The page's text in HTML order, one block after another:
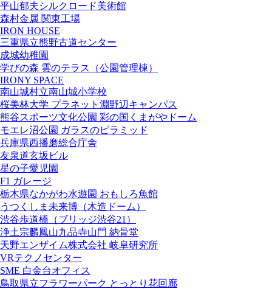
平山郁夫シルクロード美術館
森村金属 関東工場
IRON HOUSE
三重県立熊野古道センター
成城幼稚園
学びの森 雲のテラス（公園管理棟）
IRONY SPACE
南山城村立南山城小学校
桜美林大学 プラネット淵野辺キャンパス
熊谷スポーツ文化公園 彩の国くまがやドーム
モエレ沼公園 ガラスのピラミッド
兵庫県西播磨総合庁舎
友泉道玄坂ビル
星の子愛児園
F1 ガレージ
栃木県なかがわ水遊園 おもしろ魚館
うつくしま未来博（木造ドーム）
渋谷歩道橋（ブリッジ渋谷21）
浄土宗麟鳳山九品寺山門 納骨堂
天野エンザイム株式会社 岐阜研究所
VRテクノセンター
SME 白金台オフィス
鳥取県立フラワーパーク とっとり花回廊